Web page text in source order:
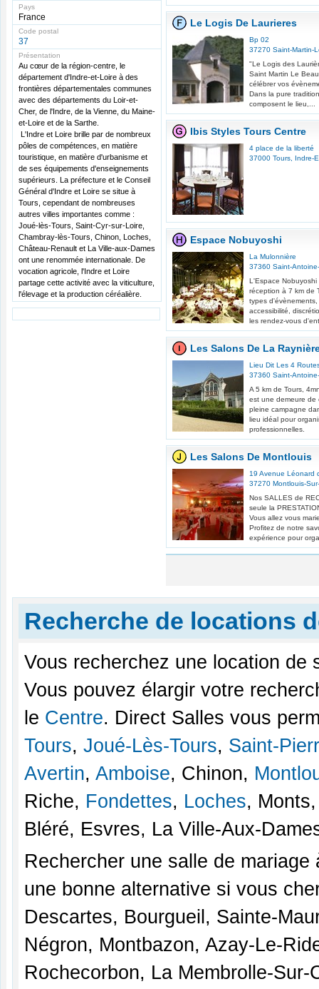
Pays
France
Code postal
37
Présentation
Au cœur de la région-centre, le
département d'Indre-et-Loire à des
frontières départementales communes
avec des départements du Loir-et-
Cher, de l'Indre, de la Vienne, du Maine-
et-Loire et de la Sarthe.
L'Indre et Loire brille par de nombreux
pôles de compétences, en matière
touristique, en matière d'urbanisme et
de ses équipements d'enseignements
supérieurs. La préfecture et le Conseil
Général d'Indre et Loire se situe à
Tours, cependant de nombreuses
autres villes importantes comme :
Joué-lès-Tours, Saint-Cyr-sur-Loire,
Chambray-lès-Tours, Chinon, Loches,
Château-Renault et La Ville-aux-Dames
ont une renommée internationale. De
vocation agricole, l'Indre et Loire
partage cette activité avec la viticulture,
l'élevage et la production céréalière.
Le Logis De Laurieres
Bp 02
37270 Saint-Martin-
"Le Logis des
Saint Martin Le
célébrer vos
Dans la pure
composent le lieu,...
Ibis Styles Tours Centre
4 place de la liberté
37000 Tours Indre-
Espace Nobuyoshi
La Mulonnière
37360 Saint-
L'Espace
réception à 7 km de
types d'évènements,
accessibilité,
les rendez-vous
Les Salons De La
Lieu Dit Les 4
37360 Saint-
A 5 km de Tours,
est une demeure de
pleine campagne
lieu idéal pour
professionnelles.
Les Salons De Montlouis
19 Avenue Léonard
37270 Montlouis-
Nos SALLES de
seule la
Vous allez vous
Profitez de notre
expérience pour
Recherche de locations
Vous recherchez une location de
Vous pouvez élargir votre
le Centre. Direct Salles vous
Tours, Joué-Lès-Tours, Saint-
Avertin, Amboise, Chinon,
Riche, Fondettes, Loches,
Bléré, Esvres, La Ville-Aux-
Rechercher une salle de
une bonne alternative si vous
Descartes, Bourgueil, Sainte-
Négron, Montbazon, Azay-Le-
Rochecorbon, La Membrolle-